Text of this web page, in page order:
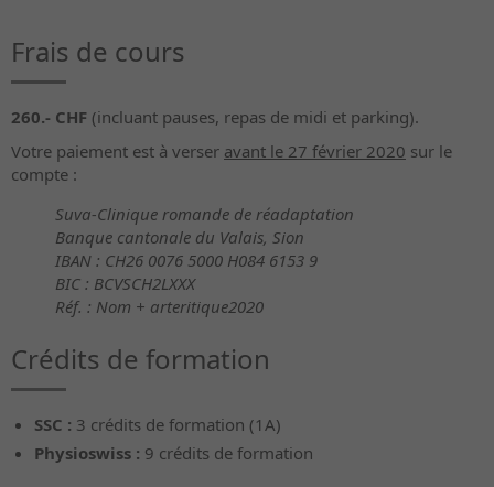
Frais de cours
260.- CHF (incluant pauses, repas de midi et parking).
Votre paiement est à verser avant le 27 février 2020 sur le
compte :
Suva-Clinique romande de réadaptation
Banque cantonale du Valais, Sion
IBAN : CH26 0076 5000 H084 6153 9
BIC : BCVSCH2LXXX
Réf. : Nom + arteritique2020
Crédits de formation
SSC : 3 crédits de formation (1A)
Physioswiss : 9 crédits de formation